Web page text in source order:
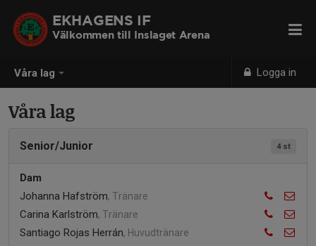
Våra lag Logga in
EKHAGENS IF
Välkommen till Inslaget Arena
Våra lag
4 st
Senior/Junior
Dam
Johanna Hafström, Tränare
Carina Karlström, Tränare
Santiago Rojas Herrán, Huvudtränare